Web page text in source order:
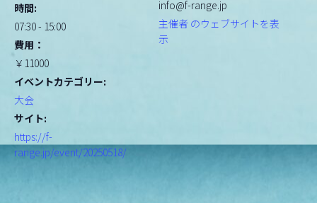
時間:
07:30 - 15:00
費用：
￥11000
イベントカテゴリー:
大会
サイト:
https://f-
range.jp/event/20250518/
info@f-range.jp
主催者 のウェブサイトを表
示